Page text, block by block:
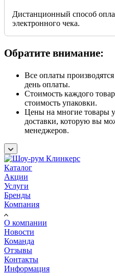
Дистанционный способ
электронного чека.
Обратите внимание:
Все оплаты
день оплаты.
Стоимость каждого
стоимость упаковки.
Цены на многие товары
доставки, которую вы
менеджеров.
Каталог
Акции
Услуги
Бренды
Компания
О компании
Новости
Команда
Отзывы
Контакты
Информация